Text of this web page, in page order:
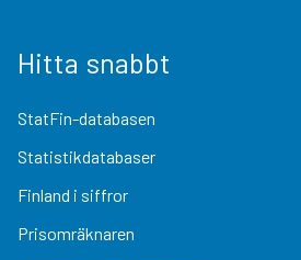
Hitta snabbt
StatFin-databasen
Statistikdatabaser
Finland i siffror
Prisomräknaren